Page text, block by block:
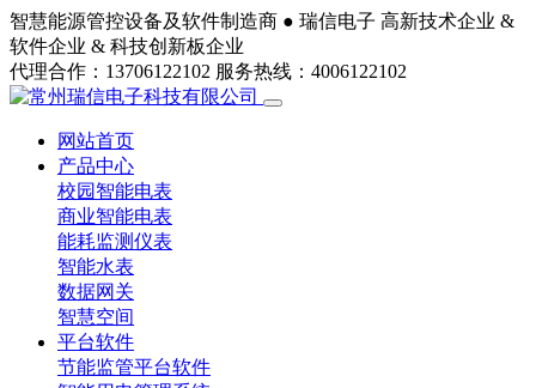
智慧能源管控设备及软件制造商 ● 瑞信电子 高新技术企业 &
软件企业 & 科技创新板企业
代理合作：13706122102 服务热线：4006122102
网站首页
产品中心
校园智能电表
商业智能电表
能耗监测仪表
智能水表
数据网关
智慧空间
平台软件
节能监管平台软件